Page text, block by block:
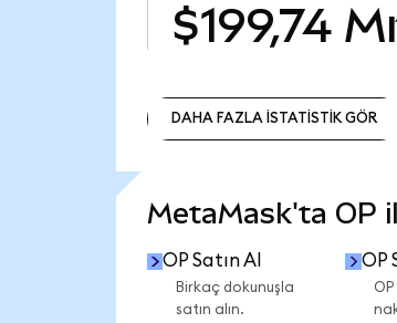
$199,74
DAHA FAZLA İSTATİSTİK GÖR
MetaMask'ta OP
OP Satın Al
Birkaç dokunuşla
satın alın.
OP